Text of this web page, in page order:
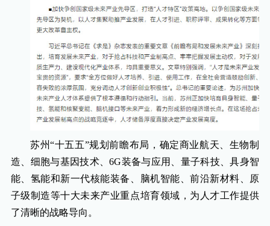
苏州“十五五”规划前瞻布局，确定商业航天、生物制
造、细胞与基因技术、6G装备与应用、量子科技、具身智
能、氢能和新一代核能装备、脑机智能、前沿新材料、原
子级制造等十大未来产业重点培育领域，为人才工作提供
了清晰的战略导向。